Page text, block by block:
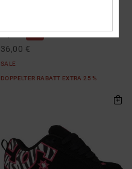
36,00 €
SALE
DOPPELTER RABATT EXTRA 25 %